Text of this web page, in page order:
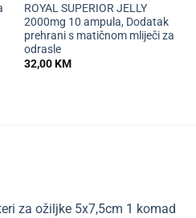
ROYAL SUPERIOR JELLY
2000mg 10 ampula, Dodatak
prehrani s matičnom mliječi za
odrasle
32,00KM
za ožiljke 5x7,5cm 1 komad